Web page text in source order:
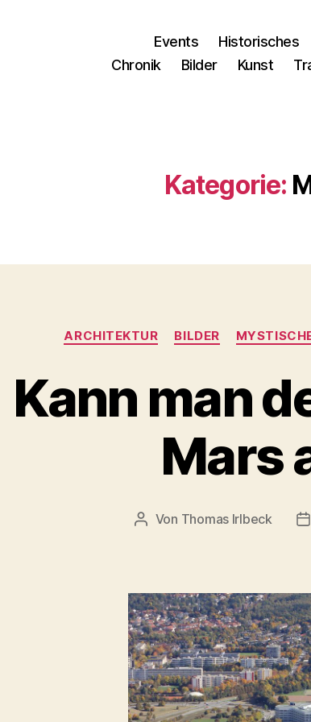
Events Historisches
Chronik
Bilder Kunst
Kategorie:
ARCHITEKTUR BILDER
Kann man
Mars
Beitragsautor
Von Thomas Irlbeck